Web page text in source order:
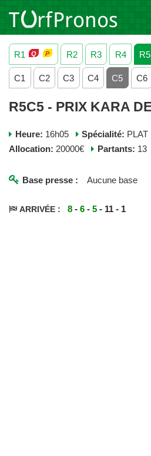
R1
R2 R3 R4 R5
C1 C2 C3 C4 C5 C6
Heure: 16h05 Spécialité: PLAT
Allocation: 20000€ Partants: 13
Base presse : Aucune base
ARRIVÉE : 8 -6 -5 - 11 - 1